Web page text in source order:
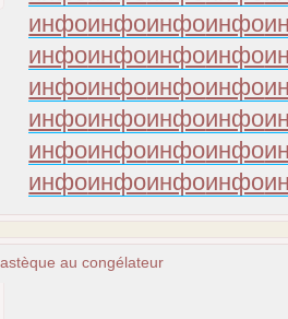
инфоинфоинфоинфо
инфоинфоинфоинфо
инфоинфоинфоинфо
инфоинфоинфоинфо
инфоинфоинфоинфо
инфоинфоинфоинфо
au congélateur